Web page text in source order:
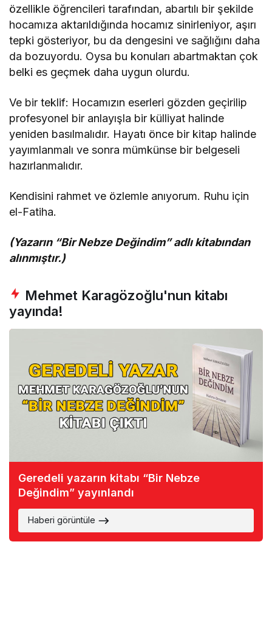
özellikle öğrencileri tarafından, abartılı bir şekilde
hocamıza aktarıldığında hocamız sinirleniyor, aşırı
tepki gösteriyor, bu da dengesini ve sağlığını daha
da bozuyordu. Oysa bu konuları abartmaktan çok
belki es geçmek daha uygun olurdu.
Ve bir teklif: Hocamızın eserleri gözden geçirilip
profesyonel bir anlayışla bir külliyat halinde
yeniden basılmalıdır. Hayatı önce bir kitap halinde
yayımlanmalı ve sonra mümkünse bir belgeseli
hazırlanmalıdır.
Kendisini rahmet ve özlemle anıyorum. Ruhu için
el-Fatiha.
(Yazarın “Bir Nebze Değindim” adlı kitabından
alınmıştır.)
Mehmet Karagözoğlu'nun kitabı
yayında!
Geredeli yazarın kitabı “Bir Nebze
Değindim” yayınlandı
Haberi görüntüle